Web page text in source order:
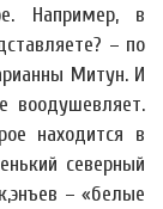
Например, в
– по
Митун. И
воодушевляет.
находится в
северный
– «белые